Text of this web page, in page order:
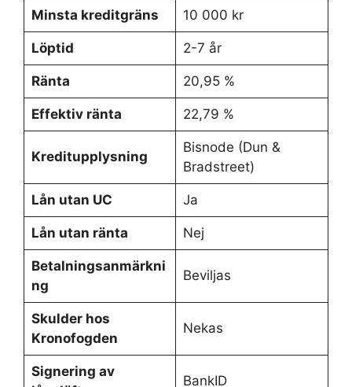
Minsta kreditgräns 10 000 kr
Löptid 2-7 år
Ränta 20,95 %
Effektiv ränta 22,79 %
Kreditupplysning
Bisnode (Dun &
Bradstreet)
Lån utan UC Ja
Lån utan ränta Nej
Betalningsanmärkni
ng
Beviljas
Skulder hos
Kronofogden
Nekas
Signering av
BankID